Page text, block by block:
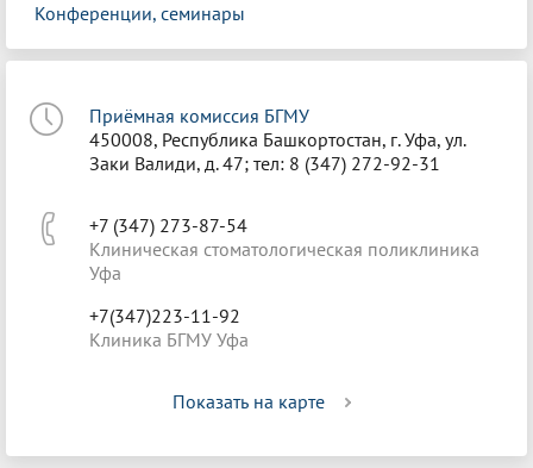
Конференции, семинары
Приёмная комиссия БГМУ
450008, Республика Башкортостан, г. Уфа, ул.
Заки Валиди, д. 47; тел: 8 (347) 272-92-31
+7 (347) 273-87-54
Клиническая стоматологическая поликлиника
Уфа
+7(347)223-11-92
Клиника БГМУ Уфа
Показать на карте